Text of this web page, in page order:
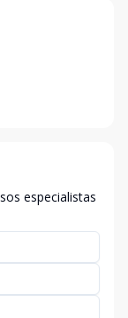
especialistas